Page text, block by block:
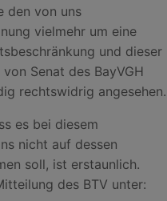
den von uns
vielmehr um eine
und dieser
Senat des BayVGH
rechtswidrig angesehen.
es bei diesem
nicht auf dessen
soll, ist erstaunlich.
des BTV unter: